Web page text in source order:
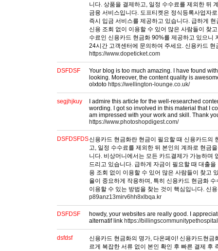
니다. 상품을 결제하고, 일정 수수료를 제외한 뒤
금융 서비스입니다. 도프티켓은 정식등록사업자
즉시 입금 서비스를 제공하고 있습니다. 급하게
신용 조회 없이 이용할 수 있어 많은 사람들이 찾
수료인 신용카드 현금화 90%를 제공하고 있으니
24시간 고객센터에 문의하여 주세요. 신용카드 현
https://www.dopeticket.com
DSFDSF
Your blog is too much amazing. I have found
looking. Moreover, the content quality is
olxtoto https://wellington-lounge.co.uk/
segjhjkuy
I admire this article for the well-researched
wording. I got so involved in this material that I
am impressed with your work and skill. Thank
https://www.photoshopdigest.com/
DSFDSFDS신용카드 현금화란 현금이 필요할 때 신용카드의
고, 일정 수수료를 제외한 뒤 본인의 계좌로 현금
니다. 비상머니에서는 모든 카드결제가 가능하며
드리고 있습니다. 급하게 자금이 필요할 때 대출
용 조회 없이 이용할 수 있어 많은 사람들이 찾고
율이 중요하게 작용하며, 특히 신용카드 현금화
이용할 수 있는 방법을 찾는 것이 핵심입니다. 신
p89anz13mirv6hh8xlbqa.kr
DSFDSF
howdy, your websites are really good. I
alternatif link https://
dsfdsf
신용카드 현금화의 명가, 다온페이! 신용카드현금
르게 복잡한 서류 없이 본인 확인 후 빠른 결제 후